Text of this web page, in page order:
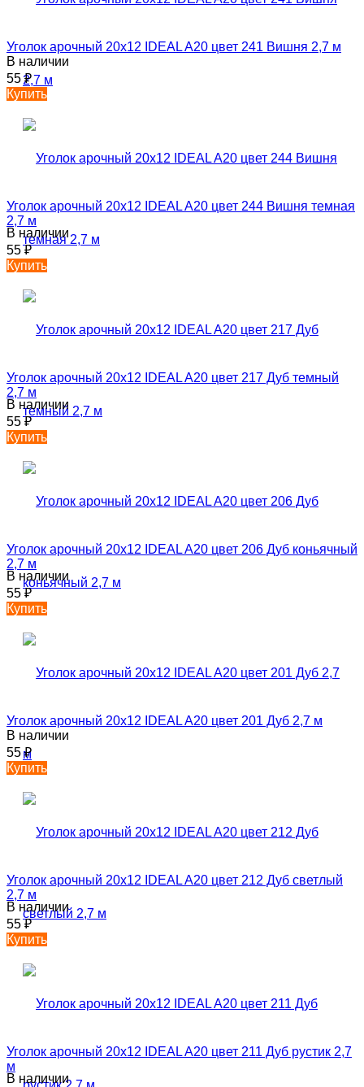
Уголок арочный 20х12 IDEAL A20 цвет 241 Вишня 2,7 м
В наличии
55₽
Купить
Уголок арочный 20х12 IDEAL A20 цвет 244 Вишня темная
2,7 м
В наличии
55₽
Купить
Уголок арочный 20х12 IDEAL A20 цвет 217 Дуб темный
2,7 м
В наличии
55₽
Купить
Уголок арочный 20х12 IDEAL A20 цвет 206 Дуб коньячный
2,7 м
В наличии
55₽
Купить
Уголок арочный 20х12 IDEAL A20 цвет 201 Дуб 2,7 м
В наличии
55₽
Купить
Уголок арочный 20х12 IDEAL A20 цвет 212 Дуб светлый
2,7 м
В наличии
55₽
Купить
Уголок арочный 20х12 IDEAL A20 цвет 211 Дуб рустик 2,7
м
В наличии